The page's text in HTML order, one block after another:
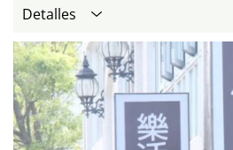
Detalles